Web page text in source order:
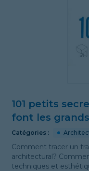
101 petits
font les
Catégories :
Comment tracer un
architectural?
techniques et